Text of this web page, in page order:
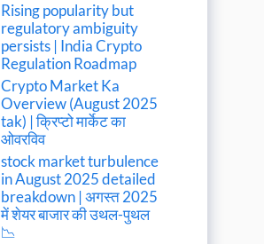
Rising popularity but
regulatory ambiguity
persists | India Crypto
Regulation Roadmap
Crypto Market Ka
Overview (August 2025
tak) | क्रिप्टो मार्केट का
ओवरविव
stock market turbulence
in August 2025 detailed
breakdown | अगस्त 2025
में शेयर बाजार की उथल-पुथल
📉